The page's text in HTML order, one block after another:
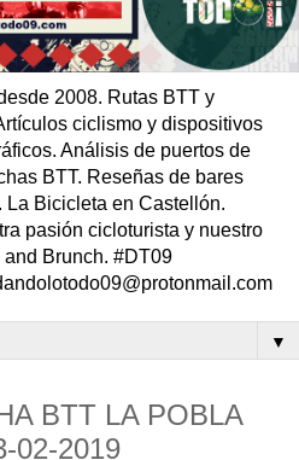
2008. Rutas BTT y
ciclismo y dispositivos
Análisis de puertos de
BTT. Reseñas de bares
La Bicicleta en Castellón.
pasión cicloturista y nuestro
Brunch. #DT09
▼
BTT LA POBLA
02-2019